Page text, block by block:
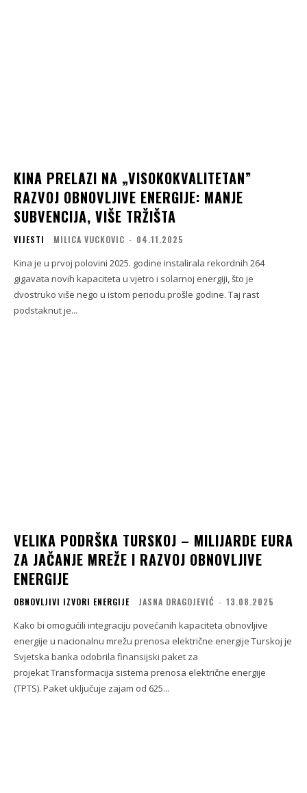
KINA PRELAZI NA „VISOKOKVALITETAN”
RAZVOJ OBNOVLJIVE ENERGIJE: MANJE
SUBVENCIJA, VIŠE TRŽIŠTA
VIJESTI MILICA VUCKOVIC - 04.11.2025
Kina je u prvoj polovini 2025. godine instalirala rekordnih 264
gigavata novih kapaciteta u vjetro i solarnoj energiji, što je
dvostruko više nego u istom periodu prošle godine. Taj rast
podstaknut je...
VELIKA PODRŠKA TURSKOJ – MILIJARDE EURA
ZA JAČANJE MREŽE I RAZVOJ OBNOVLJIVE
ENERGIJE
OBNOVLJIVI IZVORI ENERGIJE JASNA DRAGOJEVIĆ - 13.08.2025
Kako bi omogućili integraciju povećanih kapaciteta obnovljive
energije u nacionalnu mrežu prenosa električne energije Turskoj je
Svjetska banka odobrila finansijski paket za
projekat Transformacija sistema prenosa električne energije
(TPTS). Paket uključuje zajam od 625...